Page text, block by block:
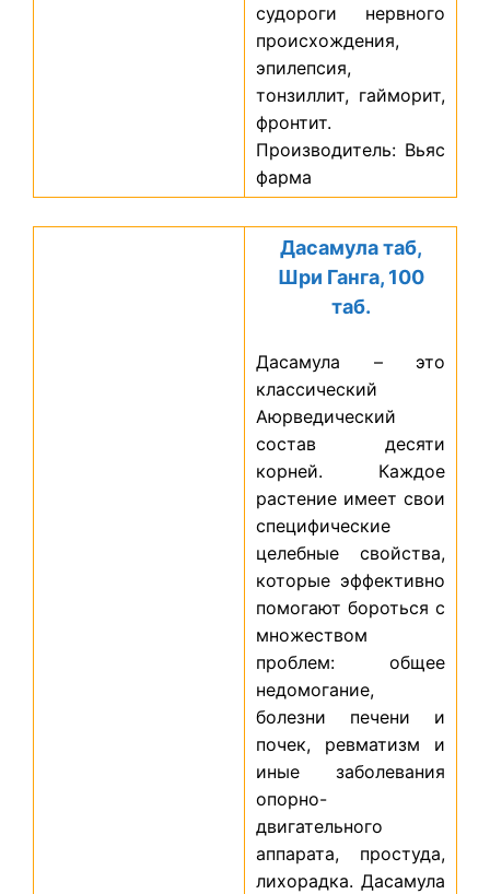
судороги нервного
происхождения,
эпилепсия,
тонзиллит, гайморит,
фронтит.
Производитель: Вьяс
фарма
Дасамула таб,
Шри Ганга, 100
таб.
Дасамула – это
классический
Аюрведический
состав десяти
корней. Каждое
растение имеет свои
специфические
целебные свойства,
которые эффективно
помогают бороться с
множеством
проблем: общее
недомогание,
болезни печени и
почек, ревматизм и
иные заболевания
опорно-
двигательного
аппарата, простуда,
лихорадка. Дасамула